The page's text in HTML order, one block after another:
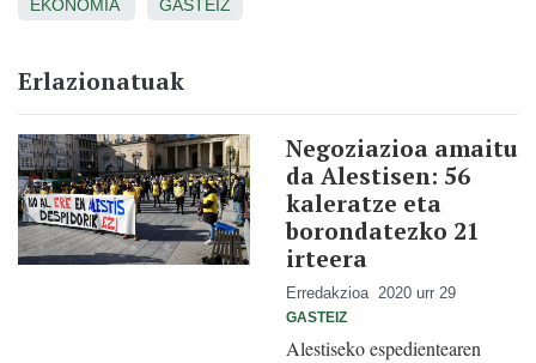
EKONOMIA GASTEIZ
Erlazionatuak
Negoziazioa amaitu
da Alestisen: 56
kaleratze eta
borondatezko 21
irteera
Erredakzioa 2020 urr 29
GASTEIZ
Alestiseko espedientearen